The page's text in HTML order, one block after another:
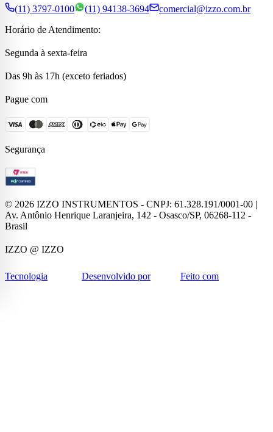
(11) 3797-0100 (11) 94138-3694
comercial@izzo.com.br
Horário de Atendimento:
Segunda à sexta-feira
Das 9h às 17h (exceto feriados)
Pague com
Segurança
© 2026 IZZO INSTRUMENTOS - CNPJ: 61.328.191/0001-00 |
Av. Antônio Henrique Laranjeira, 142 - Osasco/SP, 06268-112 -
Brasil
IZZO @ IZZO
Tecnologia Desenvolvido por Feito com